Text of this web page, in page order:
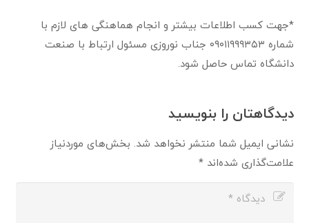
*جهت کسب اطلاعات بیشتر و انجام هماهنگی های لازم با
شماره ۰۹۰۱۱۹۹۹۳۵۳ جناب نوروزی مسئول ارتباط با صنعت
دانشگاه تماس حاصل شود.
دیدگاهتان را بنویسید
نشانی ایمیل شما منتشر نخواهد شد. بخش‌های موردنیاز
علامت‌گذاری شده‌اند*